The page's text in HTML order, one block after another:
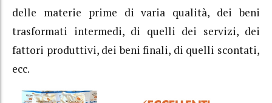
delle materie prime di varia qualità, dei beni
trasformati intermedi, di quelli dei servizi, dei
fattori produttivi, dei beni finali, di quelli scontati,
ecc.